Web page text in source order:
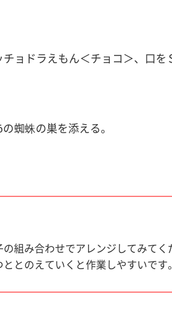
ョドラえもん＜チョコ＞、口を
蜘蛛の巣を添える。
組み合わせでアレンジしてみて
とのえていくと作業しやすいです。